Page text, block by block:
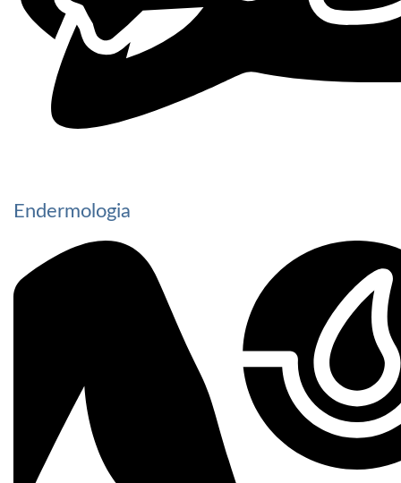
Endermologia